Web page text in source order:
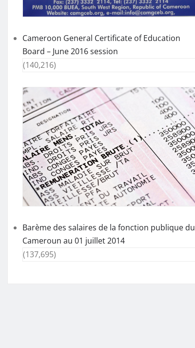
Cameroon General Certificate of Education
Board – June 2016 session
(140,216)
Barème des salaires de la fonction publique du
Cameroun au 01 juillet 2014
(137,695)